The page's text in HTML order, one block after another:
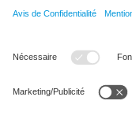
+33 (0)